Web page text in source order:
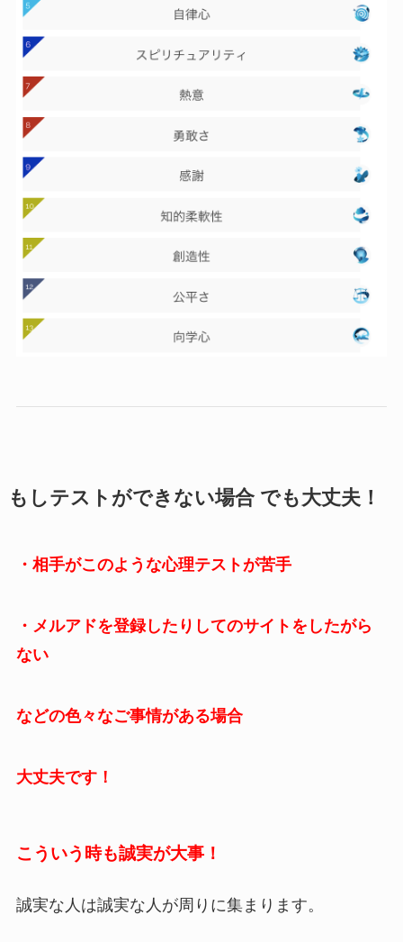
もしテストができない場合 でも大丈夫！
・相手がこのような心理テストが苦手
・メルアドを登録したりしてのサイトをしたがら
ない
などの色々なご事情がある場合
大丈夫です！
こういう時も誠実が大事！
誠実な人は誠実な人が周りに集まります。